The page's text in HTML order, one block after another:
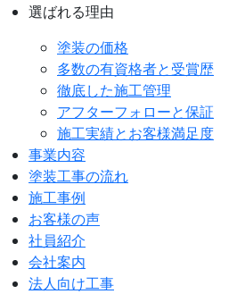
選ばれる理由
塗装の価格
多数の有資格者と受賞歴
徹底した施工管理
アフターフォローと保証
施工実績とお客様満足度
事業内容
塗装工事の流れ
施工事例
お客様の声
社員紹介
会社案内
法人向け工事